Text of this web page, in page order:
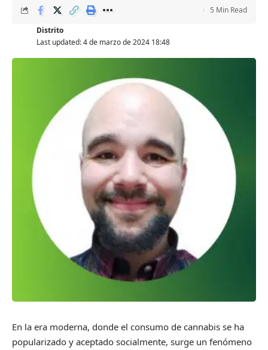
Last updated: 4 de marzo de 2024 18:48
Distrito
5 Min Read
En la era moderna, donde el consumo de cannabis se ha
popularizado y aceptado socialmente, surge un fenómeno